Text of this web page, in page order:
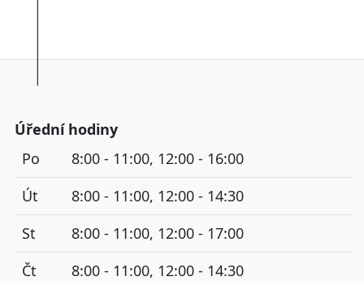
Úřední hodiny
Po
8:00 - 11:00, 12:00 - 16:00
Út
8:00 - 11:00, 12:00 - 14:30
St
8:00 - 11:00, 12:00 - 17:00
Čt
8:00 - 11:00, 12:00 - 14:30